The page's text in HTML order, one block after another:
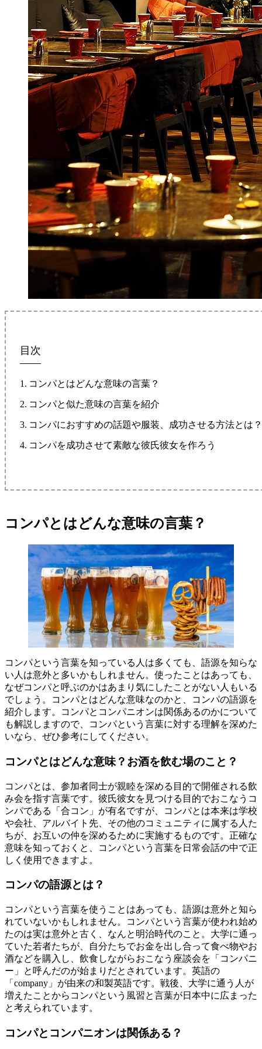
目次
コンパとはどんな意味の言葉？
コンパと似た意味の言葉を紹介
コンパにおすすめの話題や服装、成功させる方法とは
コンパを成功させて素敵な彼氏彼女を作ろう
コンパとはどんな意味の言葉？
コンパという言葉を知っている人は多くても、語源を知らな
い人は意外と多いかもしれません。使ったことはあっても、
なぜコンパと呼ぶのかはあまり気にしたことがない人もいる
でしょう。コンパとはどんな意味なのかと、コンパの語源を
紹介します。コンパとコンパニオンは関係あるのかについて
も解説しますので、コンパという言葉に対する理解を深めた
いなら、ぜひ参考にしてください。
コンパとはどんな意味？お酒を飲む場のこと？
コンパとは、参加者同士が親睦を深める目的で開催される飲
み会を指す言葉です。彼氏彼女を見つける目的でおこなうコ
ンパである「合コン」が有名ですが、コンパとは本来は学校
や会社、アルバイト先、その他のコミュニティに属する人た
ちが、お互いの仲を深めるために実施するものです。正確な
意味を知っておくと、コンパという言葉を日常会話の中で正
しく使用できますよ。
コンパの語源とは？
コンパという言葉を使うことはあっても、語源は意外と知ら
れていないかもしれません。コンパという言葉が使われ始め
たのは実は意外と古く、なんと明治時代のこと。大学に通っ
ていた若者たちが、自分たちでお金を出し合って食べ物やお
酒などを購入し、飲食しながらおこなう座談会を「コンパニ
ー」と呼んだのが始まりだとされています。英語の
「company」が由来の和製英語です。戦後、大学に通う人が
増えたことからコンパという風習と言葉が日本中に広まった
と考えられています。
コンパとコンパニオンは関係ある？